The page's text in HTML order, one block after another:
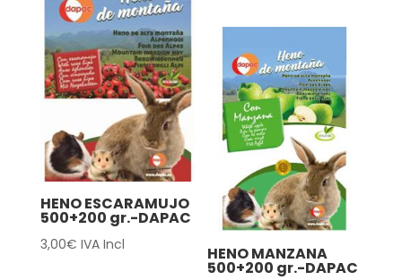
HENO ESCARAMUJO
500+200 gr.-DAPAC
3,00€ IVA Incl HENO MANZANA
500+200 gr.-DAPAC